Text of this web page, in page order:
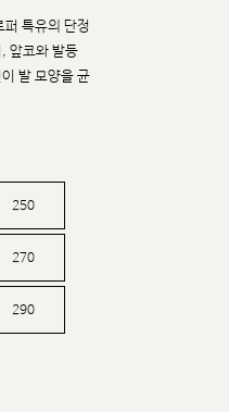
추석 연휴 최대 10% 할인 쿠
특유의 단정
앞코와 발등
발 모양을 균
250
270
290